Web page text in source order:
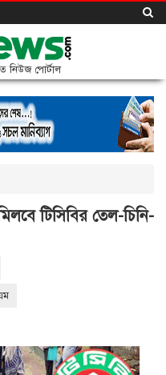
নিউজ পোর্টাল
টিসিবির তেল-চিনি-